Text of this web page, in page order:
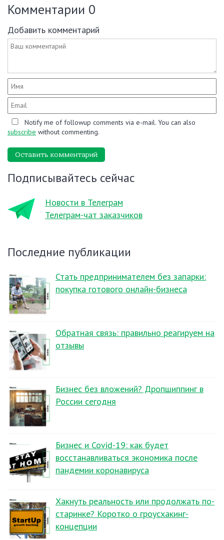
Комментарии 0
Добавить комментарий
Notify me of followup comments via e-mail. You can also
subscribe without commenting.
Оставить комментарий
Подписывайтесь сейчас
Новости в Телеграм
Телеграм-чат заказчиков
Последние публикации
Стать предпринимателем без запарки:
покупка готового онлайн-бизнеса
Обратная связь: правильно реагируем на
отзывы
Бизнес без вложений? Дропшиппинг в
России сегодня
Бизнес и Covid-19: как будет
восстанавливаться экономика после
пандемии коронавируса
Хакнуть реальность или продолжать по-
старинке? Коротко о гроусхакинг-
концепции